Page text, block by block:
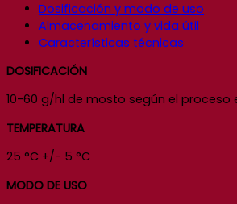
Dosificación y modo de uso
Almacenamiento y vida útil
Características técnicas
DOSIFICACIÓN
10-60 g/hl de mosto según el proceso
TEMPERATURA
25 °C +/- 5 °C
MODO DE USO